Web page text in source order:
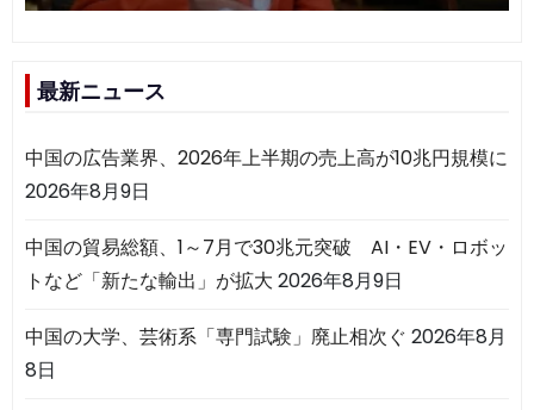
最新ニュース
中国の広告業界、2026年上半期の売上高が10兆円規模に
2026年8月9日
中国の貿易総額、1～7月で30兆元突破 AI・EV・ロボッ
トなど「新たな輸出」が拡大 2026年8月9日
中国の大学、芸術系「専門試験」廃止相次ぐ 2026年8月
8日